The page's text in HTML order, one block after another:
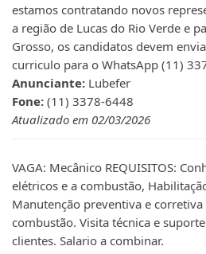
estamos contratando novos
a região de Lucas do Rio Verde e
Grosso, os candidatos devem
curriculo para o WhatsApp (11)
Anunciante: Lubefer
Fone: (11) 3378-6448
Atualizado em 02/03/2026
VAGA: Mecânico REQUISITOS:
elétricos e a combustão,
Manutenção preventiva e
combustão. Visita técnica e
clientes. Salario a combinar.